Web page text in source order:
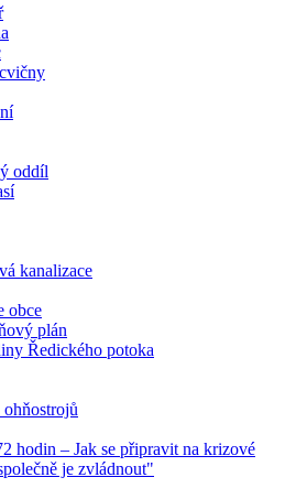
oddíl
kanalizace
obce
plán
Ředického potoka
hodin – Jak se připravit na krizové
je zvládnout"